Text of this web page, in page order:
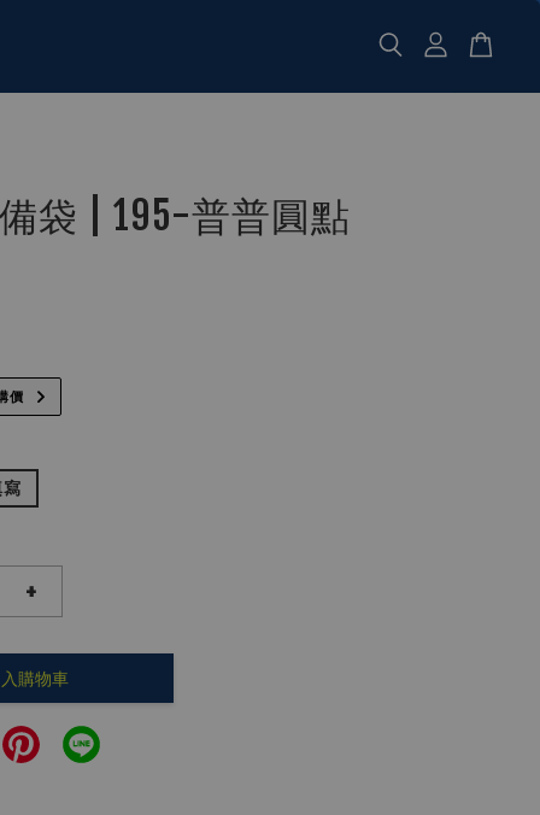
袋 | 195-普普圓點
價
+
購物車